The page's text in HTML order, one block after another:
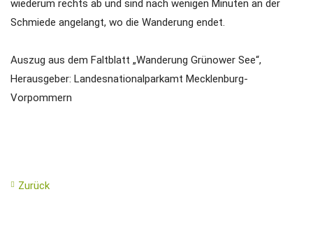
wiederum rechts ab und sind nach wenigen Minuten an der
Schmiede angelangt, wo die Wanderung endet.
Auszug aus dem Faltblatt „Wanderung Grünower See“,
Herausgeber: Landesnationalparkamt Mecklenburg-
Vorpommern
Zurück